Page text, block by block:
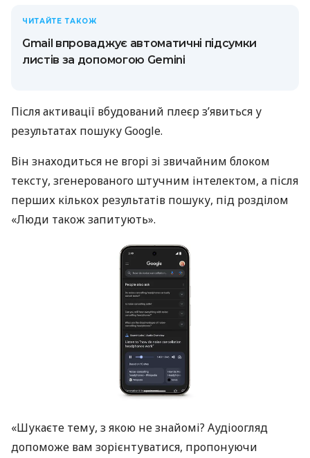
ЧИТАЙТЕ ТАКОЖ
Gmail впроваджує автоматичні підсумки
листів за допомогою Gemini
Після активації вбудований плеєр з’явиться у
результатах пошуку Google.
Він знаходиться не вгорі зі звичайним блоком
тексту, згенерованого штучним інтелектом, а після
перших кількох результатів пошуку, під розділом
«Люди також запитують».
«Шукаєте тему, з якою не знайомі? Аудіоогляд
допоможе вам зорієнтуватися, пропонуючи